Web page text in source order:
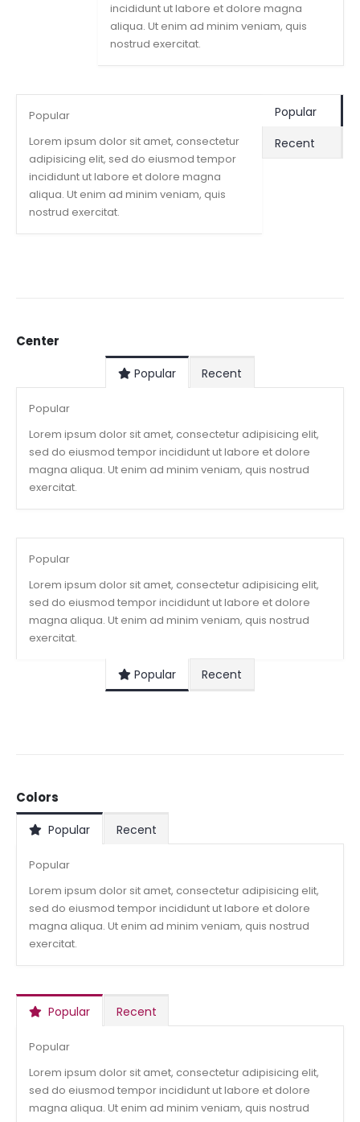
incididunt ut labore et dolore magna
aliqua. Ut enim ad minim veniam, quis
nostrud exercitat.
Popular
Lorem ipsum dolor sit amet, consectetur
adipisicing elit, sed do eiusmod tempor
incididunt ut labore et dolore magna
aliqua. Ut enim ad minim veniam, quis
nostrud exercitat.
Popular
Recent
Center
Popular Recent
Popular
Lorem ipsum dolor sit amet, consectetur adipisicing elit,
sed do eiusmod tempor incididunt ut labore et dolore
magna aliqua. Ut enim ad minim veniam, quis nostrud
exercitat.
Popular
Lorem ipsum dolor sit amet, consectetur adipisicing elit,
sed do eiusmod tempor incididunt ut labore et dolore
magna aliqua. Ut enim ad minim veniam, quis nostrud
exercitat.
Popular Recent
Colors
Popular Recent
Popular
Lorem ipsum dolor sit amet, consectetur adipisicing elit,
sed do eiusmod tempor incididunt ut labore et dolore
magna aliqua. Ut enim ad minim veniam, quis nostrud
exercitat.
Popular Recent
Popular
Lorem ipsum dolor sit amet, consectetur adipisicing elit,
sed do eiusmod tempor incididunt ut labore et dolore
magna aliqua. Ut enim ad minim veniam, quis nostrud